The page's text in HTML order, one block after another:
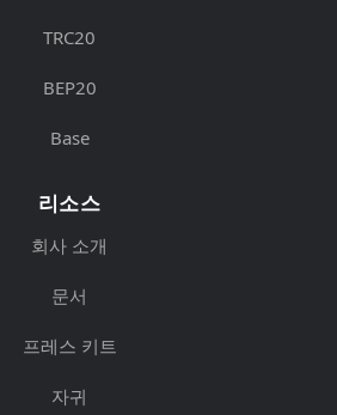
TRC20
BEP20
Base
리소스
회사 소개
문서
프레스 키트
자귀